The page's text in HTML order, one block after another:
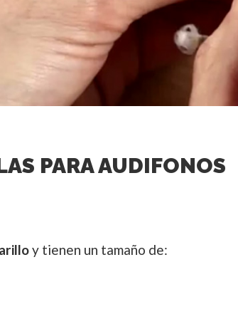
PARA AUDIFONOS
y tienen un tamaño de: